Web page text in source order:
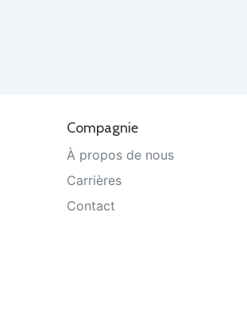
Compagnie
À propos de nous
Carrières
Contact